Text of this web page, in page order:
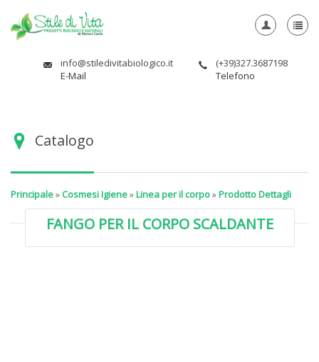
info@stiledivitabiologico.it
E-Mail
(+39)327.3687198
Telefono
Catalogo
Principale»Cosmesi Igiene»Linea per il corpo»Prodotto Dettagli
FANGO PER IL CORPO SCALDANTE